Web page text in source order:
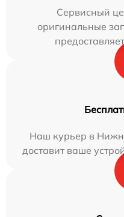
Сервисный
оригинальные
Наш курьер в
доставит ваше